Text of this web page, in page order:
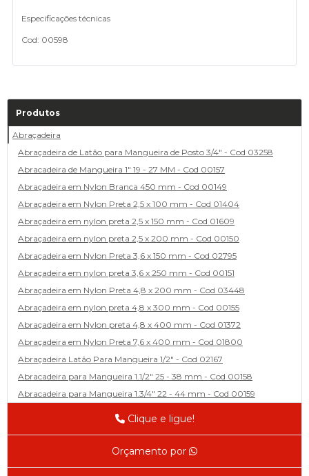
Especificações técnicas
Cod: 00598
Produtos
Abraçadeira
Abraçadeira de Latão para Mangueira de Posto 3/4" - Cod 03258
Abracadeira de Mangueira 1" 19 - 27 MM - Cod 00157
Abraçadeira em Nylon Branca 450 mm - Cod 00149
Abraçadeira em Nylon Preta 2,5 x 100 mm - Cod 01404
Abraçadeira em nylon preta 2,5 x 150 mm - Cod 01609
Abraçadeira em nylon preta 2,5 x 200 mm - Cod 00150
Abraçadeira em Nylon Preta 3,6 x 150 mm - Cod 02795
Abraçadeira em nylon preta 3,6 x 250 mm - Cod 00151
Abraçadeira em Nylon Preta 4,8 x 200 mm - Cod 03448
Abraçadeira em nylon preta 4,8 x 300 mm - Cod 00155
Abraçadeira em Nylon preta 4,8 x 400 mm - Cod 01372
Abraçadeira em Nylon Preta 7,6 x 400 mm - Cod 01800
Abraçadeira Latão Para Mangueira 1/2" - Cod 02167
Abracadeira para Mangueira 1.1/2" 25 - 38 mm - Cod 00158
Abracadeira para Mangueira 1.3/4" 22 - 44 mm - Cod 00159
Abracadeira para Mangueira 1/2' 14 - 22 - Cod 02585
Abracadeira para Mangueira 2" 44 - 57 - Cod 02471
Clique e ligue!
Orçamento por